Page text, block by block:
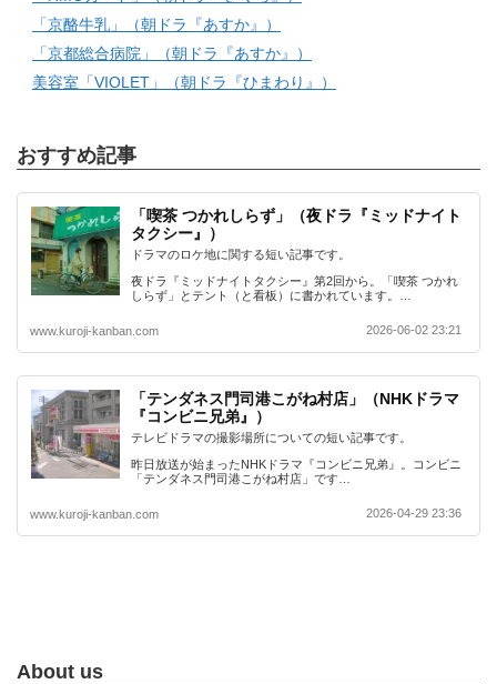
「京酪牛乳」（朝ドラ『あすか』）
「京都総合病院」（朝ドラ『あすか』）
美容室「VIOLET」（朝ドラ『ひまわり』）
おすすめ記事
「喫茶 つかれしらず」（夜ドラ『ミッドナイト
タクシー』）
ドラマのロケ地に関する短い記事です。
夜ドラ『ミッドナイトタクシー』第2回から。「喫茶 つかれ
しらず」とテント（と看板）に書かれています。…
www.kuroji-kanban.com 2026-06-02 23:21
「テンダネス門司港こがね村店」（NHKドラマ
『コンビニ兄弟』）
テレビドラマの撮影場所についての短い記事です。
昨日放送が始まったNHKドラマ『コンビニ兄弟』。コンビニ
「テンダネス門司港こがね村店」です…
www.kuroji-kanban.com 2026-04-29 23:36
About us